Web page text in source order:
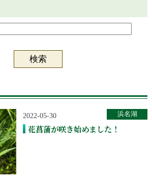
2022-05-30
花菖蒲が咲き始めました！
浜名湖